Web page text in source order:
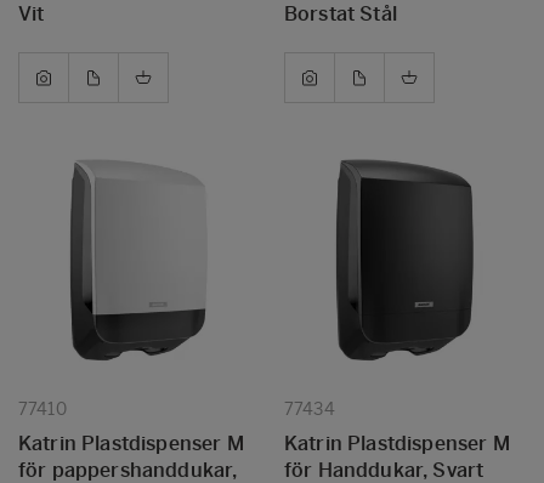
Vit
Borstat Stål
77410
Katrin Plastdispenser M
för pappershanddukar,
77434
Katrin Plastdispenser M
för Handdukar, Svart